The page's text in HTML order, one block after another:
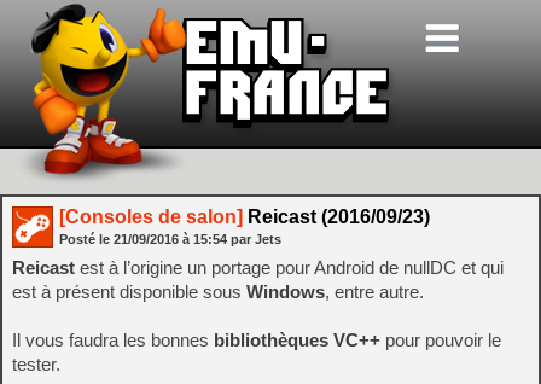
[Consoles de salon] Reicast (2016/09/23)
Posté le 21/09/2016 à 15:54 par Jets
Reicast est à l’origine un portage pour Android de nullDC et qui
est à présent disponible sous Windows, entre autre.
Il vous faudra les bonnes bibliothèques VC++ pour pouvoir le
tester.